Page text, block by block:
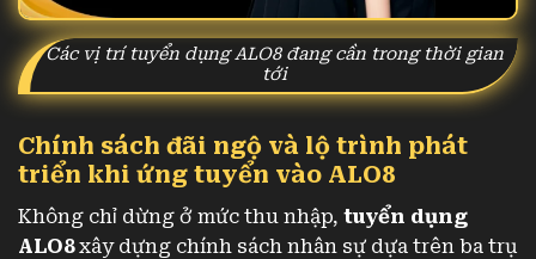
Các vị trí tuyển dụng ALO8 đang cần trong thời gian
tới
Chính sách đãi ngộ và lộ trình phát
triển khi ứng tuyển vào ALO8
Không chỉ dừng ở mức thu nhập, tuyển dụng
ALO8xây dựng chính sách nhân sự dựa trên ba trụ